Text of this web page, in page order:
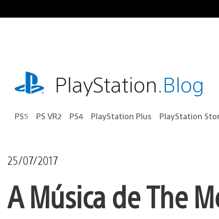
para
playstation.comPlayStation.Blog
PS5 PS VR2 PS4 PlayStation Plus PlayStation
25/07/2017
A Música de The